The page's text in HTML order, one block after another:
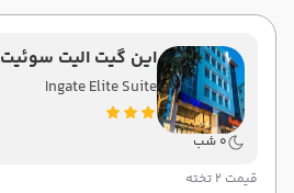
این گیت الیت سوئیت
Ingate Elite Suite
0 شب
قیمت 2 تخته